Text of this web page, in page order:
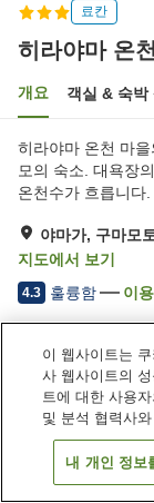
료칸
히라야마 온
개요 객실 & 숙박
히라야마 온천 마
모의 숙소. 대욕장
온천수가 흐릅니다.
야마가, 구마모
지도에서 보기
4.3 훌륭함 이
숙소 편의 시설/
주차장
상점
일본 구마
이 웹사이트는
사 웹사이트의
트에 대한 사용
및 분석 협력사
내 개인 정보